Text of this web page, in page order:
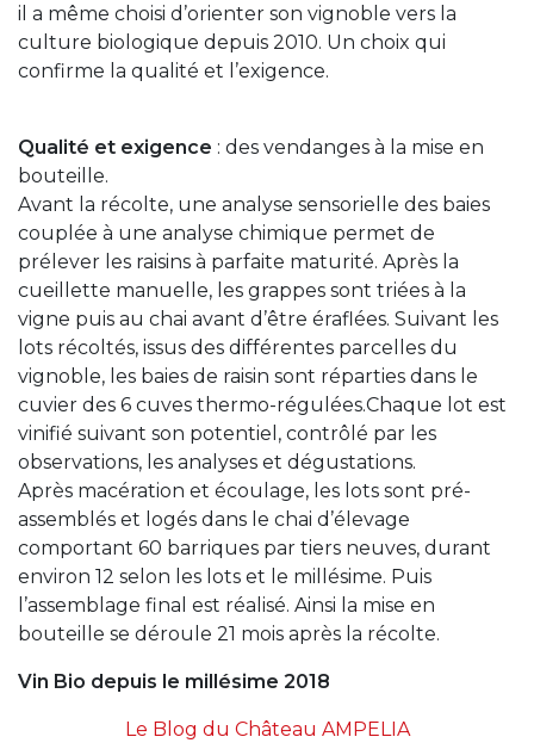
il a même choisi d’orienter son vignoble vers la
culture biologique depuis 2010. Un choix qui
confirme la qualité et l’exigence.
Qualité et exigence : des vendanges à la mise en
bouteille.
Avant la récolte, une analyse sensorielle des baies
couplée à une analyse chimique permet de
prélever les raisins à parfaite maturité. Après la
cueillette manuelle, les grappes sont triées à la
vigne puis au chai avant d’être éraflées. Suivant les
lots récoltés, issus des différentes parcelles du
vignoble, les baies de raisin sont réparties dans le
cuvier des 6 cuves thermo-régulées.Chaque lot est
vinifié suivant son potentiel, contrôlé par les
observations, les analyses et dégustations.
Après macération et écoulage, les lots sont pré-
assemblés et logés dans le chai d’élevage
comportant 60 barriques par tiers neuves, durant
environ 12 selon les lots et le millésime. Puis
l’assemblage final est réalisé. Ainsi la mise en
bouteille se déroule 21 mois après la récolte.
Vin Bio depuis le millésime 2018
Le Blog du Château AMPELIA